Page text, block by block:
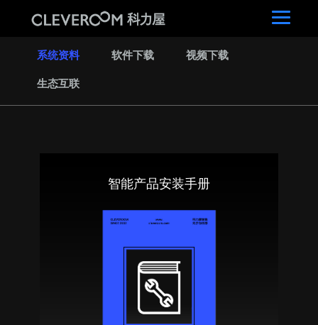
系统资料 软件下载 视频下载
生态互联
智能产品安装手册